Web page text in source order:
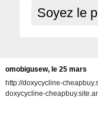
Soyez le
omobigusew, le 25 mars
http://doxycycline-
doxycycline-